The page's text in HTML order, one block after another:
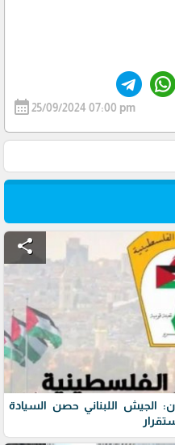
calendar_month25/09/2024 07:00 pm
share
الجيش اللبناني حصن السيادة